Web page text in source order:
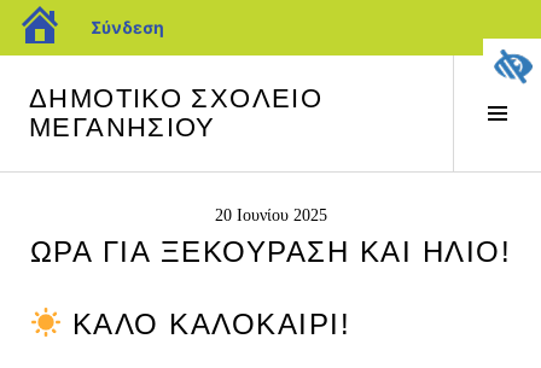
blogs.sch.gr
Σύνδεση
περιεχόμενο
ΔΗΜΟΤΙΚΟ ΣΧΟΛΕΙΟ
ΜΕΓΑΝΗΣΙΟΥ
20 Ιουνίου 2025
ΏΡΑ ΓΙΑ ΞΕΚΟΎΡΑΣΗ ΚΑΙ ΉΛΙΟ!
ΚΑΛΌ ΚΑΛΟΚΑΊΡΙ!